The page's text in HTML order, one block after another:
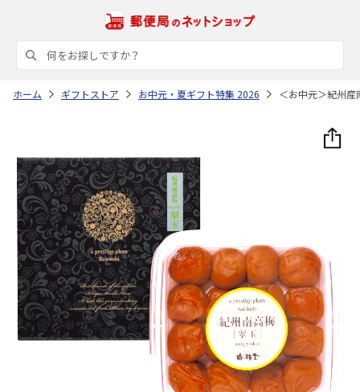
ホーム ギフトストア お中元・夏ギフト特集 2026 ＜お中元＞紀州